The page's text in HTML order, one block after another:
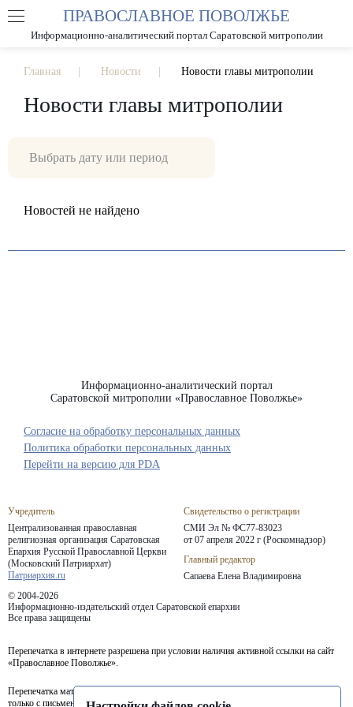
РАЗМЕР ШРИФТА А А
ПРАВОСЛАВНОЕ ПОВОЛЖЬЕ
Информационно-аналитический портал Саратовской митрополии
Главная Новости Новости главы митрополии
Новости главы митрополии
Новостей не найдено
Информационно-аналитический портал
Саратовской митрополии «Православное Поволжье»
Учредитель
Централизованная православная
религиозная организация Саратовская
Епархия Русской Православной Церкви
(Московский Патриархат)
Патриархия.ru
Свидетельство о регистрации
СМИ Эл № ФС77-83023
от 07 апреля 2022 г (Роскомнадзор)
Главный редактор
Сапаева Елена Владимировна
© 2004-2026
Информационно-издательский отдел Саратовской епархии
Все права защищены
Согласие на обработку персональных данных
Политика обработки персональных данных
Перепечатка в интернете разрешена при условии наличия активной ссылки на сайт
«Православное Поволжье».
Перепечатка материалов портала в печатных изданиях (книгах, прессе) возможна
только с письменного разрешения редакции.
Перейти на версию для PDA